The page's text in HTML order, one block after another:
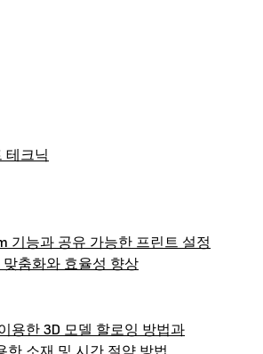
테크닉
기능과 공유 가능한 프린트 설정
춤화와 효율성 향상
용한 3D 모델 할로잉 방법과
한 소재 및 시간 절약 방법